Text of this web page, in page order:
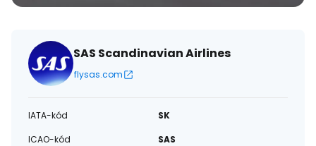
SAS Scandinavian Airlines
flysas.com
IATA-kód
SK
ICAO-kód
SAS